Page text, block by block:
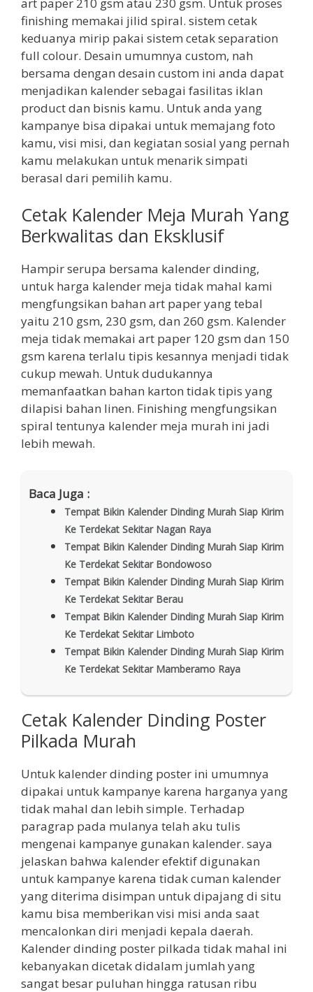
finishing memakai jilid spiral. sistem cetak
keduanya mirip pakai sistem cetak separation
full colour. Desain umumnya custom, nah
bersama dengan desain custom ini anda dapat
menjadikan kalender sebagai fasilitas iklan
product dan bisnis kamu. Untuk anda yang
kampanye bisa dipakai untuk memajang foto
kamu, visi misi, dan kegiatan sosial yang pernah
kamu melakukan untuk menarik simpati
berasal dari pemilih kamu.
Cetak Kalender Meja Murah Yang
Berkwalitas dan Eksklusif
Hampir serupa bersama kalender dinding,
untuk harga kalender meja tidak mahal kami
mengfungsikan bahan art paper yang tebal
yaitu 210 gsm, 230 gsm, dan 260 gsm. Kalender
meja tidak memakai art paper 120 gsm dan 150
gsm karena terlalu tipis kesannya menjadi tidak
cukup mewah. Untuk dudukannya
memanfaatkan bahan karton tidak tipis yang
dilapisi bahan linen. Finishing mengfungsikan
spiral tentunya kalender meja murah ini jadi
lebih mewah.
Baca Juga :
Tempat Bikin Kalender Dinding Murah Siap Kirim
Ke Terdekat Sekitar Nagan Raya
Tempat Bikin Kalender Dinding Murah Siap Kirim
Ke Terdekat Sekitar Bondowoso
Tempat Bikin Kalender Dinding Murah Siap Kirim
Ke Terdekat Sekitar Berau
Tempat Bikin Kalender Dinding Murah Siap Kirim
Ke Terdekat Sekitar Limboto
Tempat Bikin Kalender Dinding Murah Siap Kirim
Ke Terdekat Sekitar Mamberamo Raya
Cetak Kalender Dinding Poster
Pilkada Murah
Untuk kalender dinding poster ini umumnya
dipakai untuk kampanye karena harganya yang
tidak mahal dan lebih simple. Terhadap
paragrap pada mulanya telah aku tulis
mengenai kampanye gunakan kalender. saya
jelaskan bahwa kalender efektif digunakan
untuk kampanye karena tidak cuman kalender
yang diterima disimpan untuk dipajang di situ
kamu bisa memberikan visi misi anda saat
mencalonkan diri menjadi kepala daerah.
Kalender dinding poster pilkada tidak mahal ini
kebanyakan dicetak didalam jumlah yang
sangat besar puluhan hingga ratusan ribu